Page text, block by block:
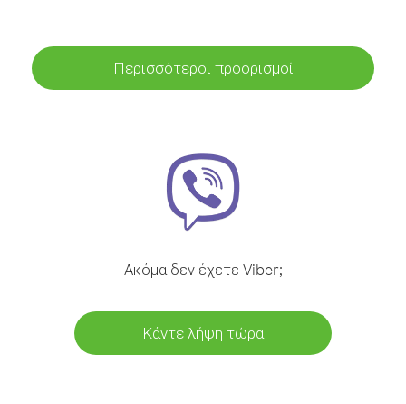
Περισσότεροι προορισμοί
Ακόμα δεν έχετε Viber;
Κάντε λήψη τώρα